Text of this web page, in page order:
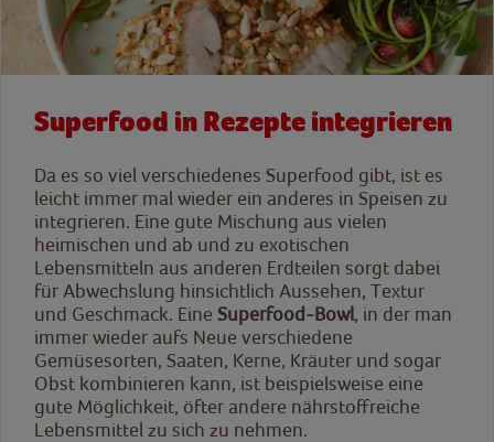
Superfood in Rezepte integrieren
Da es so viel verschiedenes Superfood gibt, ist es
leicht immer mal wieder ein anderes in Speisen zu
integrieren. Eine gute Mischung aus vielen
heimischen und ab und zu exotischen
Lebensmitteln aus anderen Erdteilen sorgt dabei
für Abwechslung hinsichtlich Aussehen, Textur
und Geschmack. Eine Superfood-Bowl, in der man
immer wieder aufs Neue verschiedene
Gemüsesorten, Saaten, Kerne, Kräuter und sogar
Obst kombinieren kann, ist beispielsweise eine
gute Möglichkeit, öfter andere nährstoffreiche
Lebensmittel zu sich zu nehmen.